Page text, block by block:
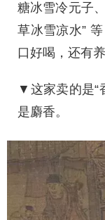
糖冰雪冷元子
草冰雪凉水”
口好喝，还有
▼这家卖的是“
是麝香。